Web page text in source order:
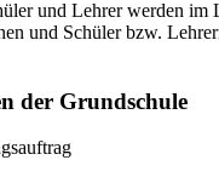
und Lehrer werden im
und Schüler bzw.
der Grundschule